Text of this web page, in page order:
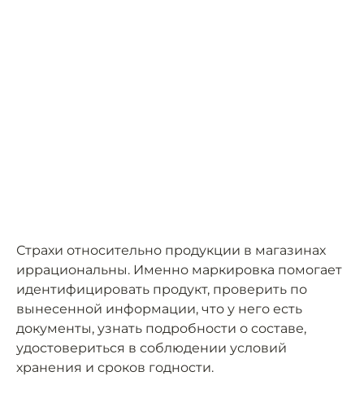
Страхи относительно продукции в магазинах
иррациональны. Именно маркировка помогает
идентифицировать продукт, проверить по
вынесенной информации, что у него есть
документы, узнать подробности о составе,
удостовериться в соблюдении условий
хранения и сроков годности.